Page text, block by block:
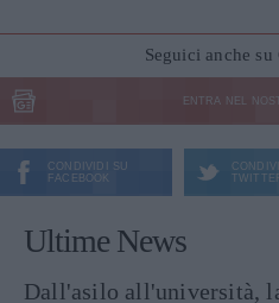
Seguici anche
ENTRA NEL
CONDIVIDI SU
FACEBOOK
Ultime News
Dall'asilo all'università,